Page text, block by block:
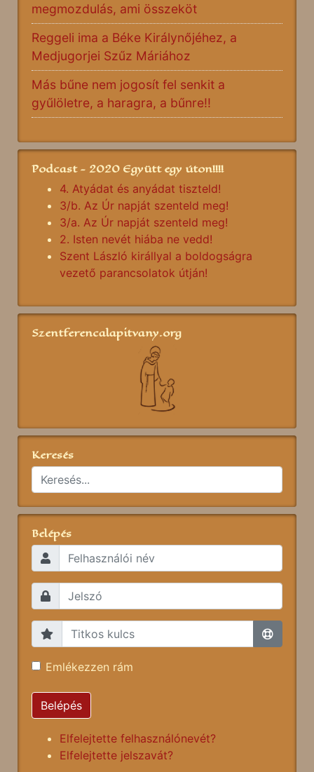
megmozdulás, ami összeköt
Reggeli ima a Béke Királynőjéhez, a
Medjugorjei Szűz Máriához
Más bűne nem jogosít fel senkit a
gyűlöletre, a haragra, a bűnre!!
Podcast - 2020 Együtt egy úton!!!!
4. Atyádat és anyádat tiszteld!
3/b. Az Úr napját szenteld meg!
3/a. Az Úr napját szenteld meg!
2. Isten nevét hiába ne vedd!
Szent László királlyal a boldogságra
vezető parancsolatok útján!
Szentferencalapitvany.org
Keresés
Belépés
Emlékezzen rám
Belépés
Elfelejtette felhasználónevét?
Elfelejtette jelszavát?